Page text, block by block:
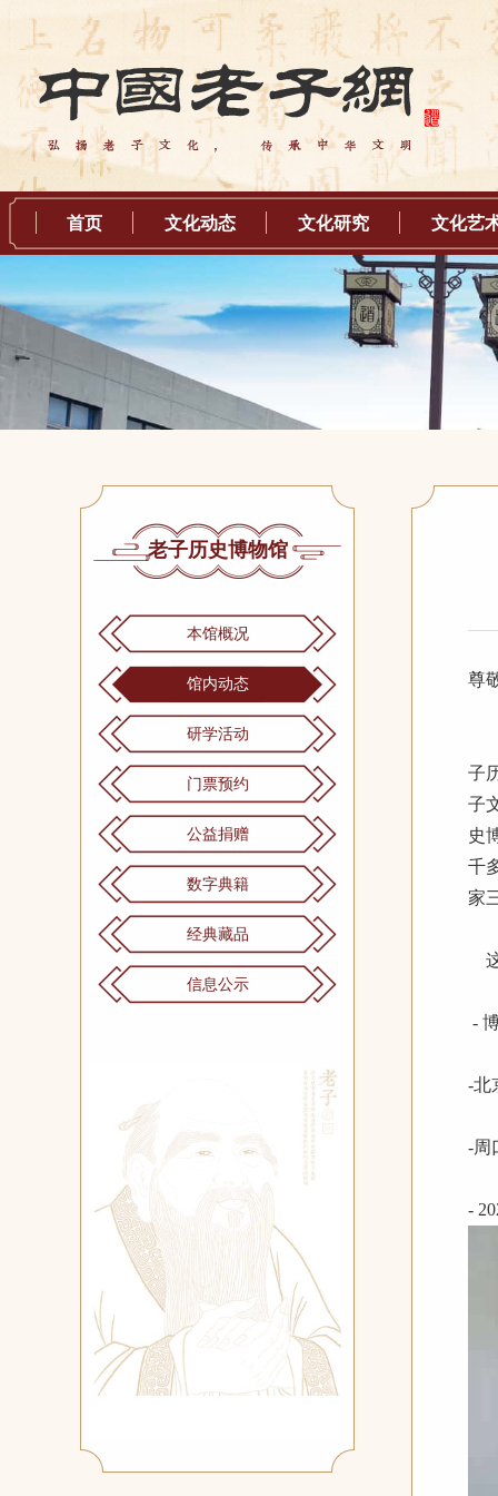
首页 文化动态 文化研究 文化艺
老子历史博物馆
本馆概况
馆内动态
研学活动
门票预约
公益捐赠
数字典籍
经典藏品
信息公示
尊
子
子
史
千
家
-
-北
-周
-